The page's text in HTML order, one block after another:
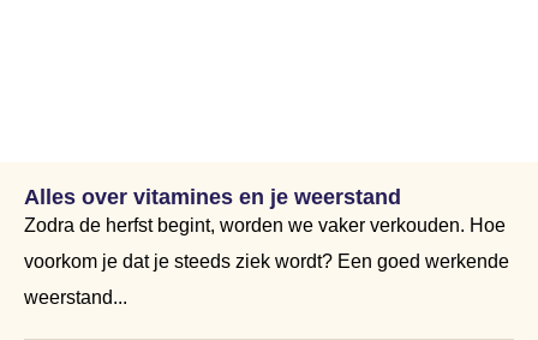
Alles over vitamines en je weerstand
Zodra de herfst begint, worden we vaker verkouden. Hoe
voorkom je dat je steeds ziek wordt? Een goed werkende
weerstand...